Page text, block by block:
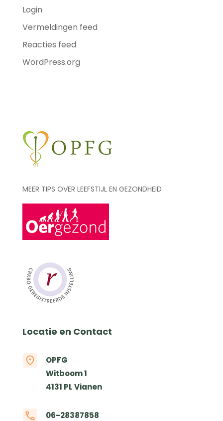
Login
Vermeldingen feed
Reacties feed
WordPress.org
MEER TIPS OVER LEEFSTIJL EN GEZONDHEID
Locatie en Contact
OPFG
Witboom 1
4131 PL Vianen
06-28387858